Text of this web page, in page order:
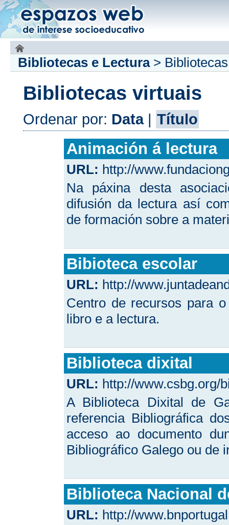
Bibliotecas e Lectura>
Bibliotecas virtuais
Ordenar por: Data| Título
Animación á lectura
URL: http://
Na páxina desta
difusión da lectura así
de formación sobre a
Bibioteca escolar
URL: http://
Centro de recursos para
libro e a lectura.
Biblioteca dixital
URL: http://www.csbg.org/
A Biblioteca Dixital de
referencia Bibliográfica
acceso ao documento
Bibliográfico Galego ou de
Biblioteca Nacional
URL: http://